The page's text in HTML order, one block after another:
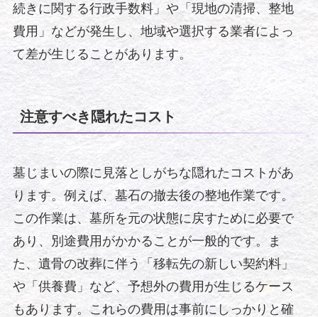
続きに関する行政手数料」や「現地の清掃、整地
費用」などが発生し、地域や選択する業者によっ
て差が生じることがあります。
注意すべき隠れたコスト
墓じまいの際に見落としがちな隠れたコストがあ
ります。例えば、墓石の撤去後の整地作業です。
この作業は、墓所を元の状態に戻すために必要で
あり、別途費用がかかることが一般的です。ま
た、遺骨の改葬に伴う「移転先の新しい契約料」
や「供養費」など、予想外の費用が生じるケース
もあります。これらの費用は事前にしっかりと確